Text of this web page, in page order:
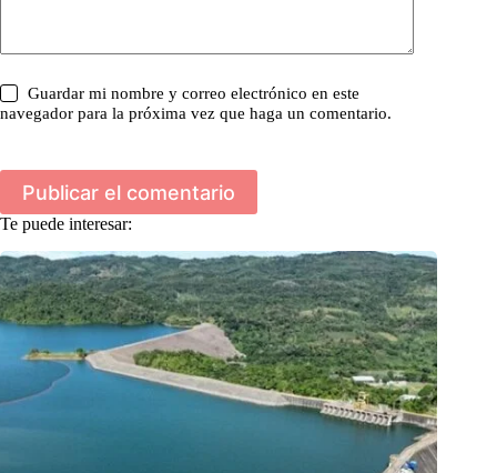
Guardar mi nombre y correo electrónico en este
navegador para la próxima vez que haga un comentario.
Publicar el comentario
Te puede interesar: